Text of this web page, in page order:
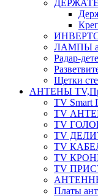
ЛАМПЫ
Радар-
Щетки
АНТЕНЫ
TV
TV
TV
TV
TV
TV
TV
Платы